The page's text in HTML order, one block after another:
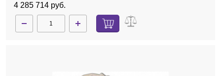
4 285 714 руб.